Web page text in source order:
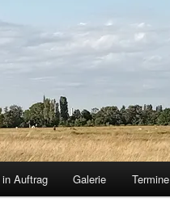
in Auftrag Galerie Termine